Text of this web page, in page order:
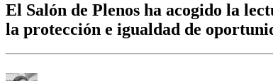
El Salón de Plenos ha acogido la
la protección e igualdad de